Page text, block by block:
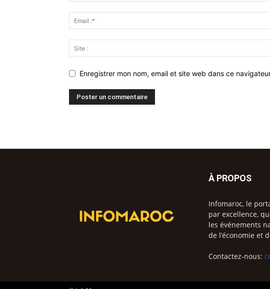
Enregistrer mon nom, email et site web dans ce
À PROPOS
Infomaroc, le
par excellence,
les événements
de l’économie et
Contactez-nous: